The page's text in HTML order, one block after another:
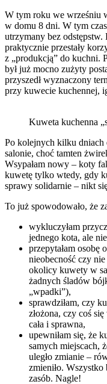
W tym roku we wrześniu
w domu 8 dni. W tym
utrzymany bez odstępstw.
praktycznie przestały
z „produkcją” do kuchni.
był już mocno zużyty
przyszedł wyznaczony
przy kuwecie kuchennej,
Kuweta kuchenna
Po kolejnych kilku dniach
salonie, choć tamten
Wsypałam nowy – koty
kuwetę tylko wtedy, gdy
sprawy solidarnie – nikt
To już spowodowało, że
wykluczyłam
jednego kota, ale
przepytałam osobę
nieobecność czy
okolicy kuwety w
żadnych śladów
„wpadki”),
sprawdziłam, czy
złożona, czy coś
cała i sprawna,
upewniłam się, że
samych miejscach,
uległo zmianie –
zmieniło.
zasób. Nagle!